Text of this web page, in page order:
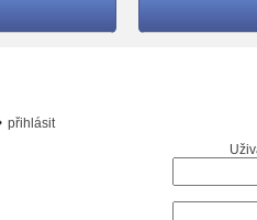
přihlásit